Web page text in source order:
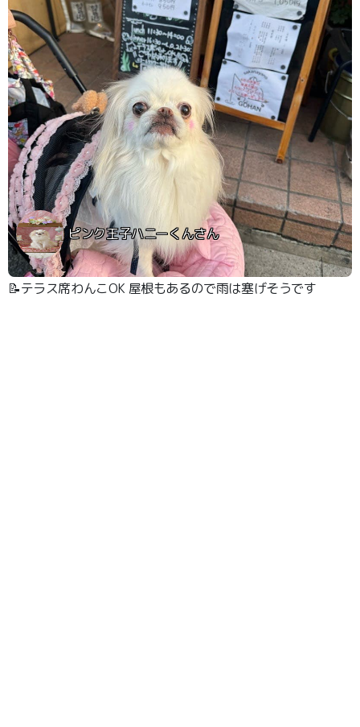
ピンク王子ハニーくんさん
📝テラス席わんこOK 屋根もあるので雨は塞げそうです